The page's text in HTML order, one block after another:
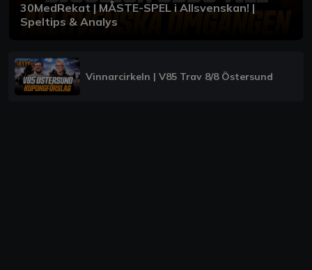
30MedRekat | MÅSTE-SPEL i Allsvenskan! |
Speltips & Analys
Vinnarcirkeln | V85 Trav 8/8 Östersund